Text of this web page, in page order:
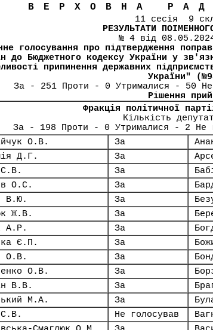
ВЕРХОВНА
11 сесія 9
РЕЗУЛЬТАТИ
№ 4 від
голосування про підтвердження
до Бюджетного кодексу України у
припинення державних
України"
За - 251 Проти - 0 Утрималися - 50
Рішення
Фракція політичної
Кількість
За - 198 Проти - 0 Утрималися - 2 Не
О.В.
За
Д.Г.
За
С.В.
За
О.С.
За
В.Ю.
За
Ж.В.
За
А.Р.
За
Є.П.
За
О.В.
За
О.В.
За
В.В.
За
М.А.
За
С.В.
Не голосував